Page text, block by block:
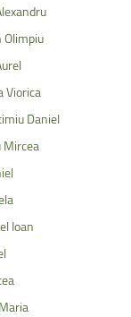
Olimpiu
Viorica
Daniel
Mircea
Ioan